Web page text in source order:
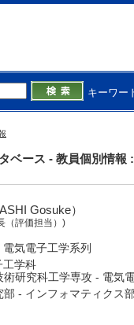
キーワー
ベース - 教員個別情報
Gosuke）
（評価担当）)
気電子工学系列
工学科
術研究科工学専攻 - 電気
- インフォマティクス